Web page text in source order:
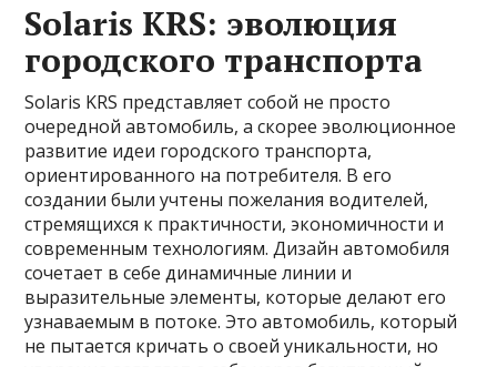
Solaris KRS: эволюция
городского транспорта
Solaris KRS представляет собой не просто
очередной автомобиль, а скорее эволюционное
развитие идеи городского транспорта,
ориентированного на потребителя. В его
создании были учтены пожелания водителей,
стремящихся к практичности, экономичности и
современным технологиям. Дизайн автомобиля
сочетает в себе динамичные линии и
выразительные элементы, которые делают его
узнаваемым в потоке. Это автомобиль, который
не пытается кричать о своей уникальности, но